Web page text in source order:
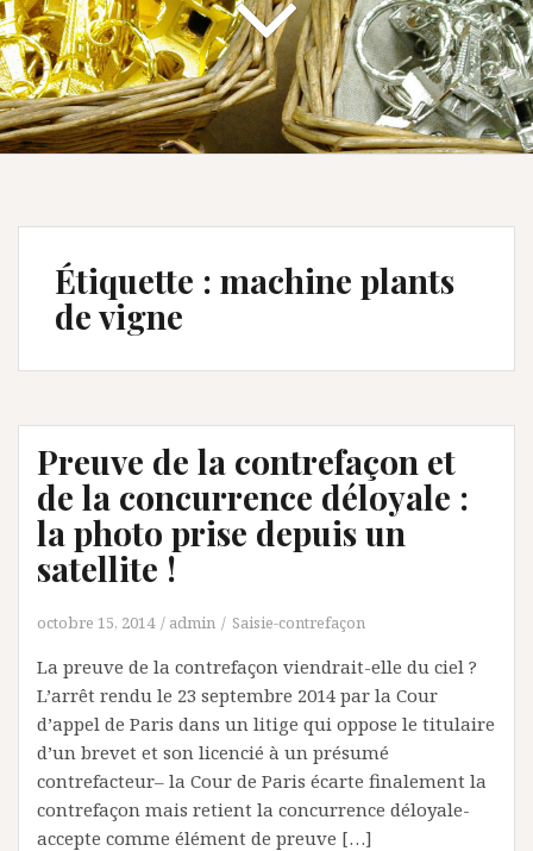
Étiquette : machine plants
de vigne
Preuve de la contrefaçon et
de la concurrence déloyale :
la photo prise depuis un
satellite !
octobre 15, 2014 admin Saisie-contrefaçon
La preuve de la contrefaçon viendrait-elle du ciel ?
L’arrêt rendu le 23 septembre 2014 par la Cour
d’appel de Paris dans un litige qui oppose le titulaire
d’un brevet et son licencié à un présumé
contrefacteur– la Cour de Paris écarte finalement la
contrefaçon mais retient la concurrence déloyale-
accepte comme élément de preuve […]